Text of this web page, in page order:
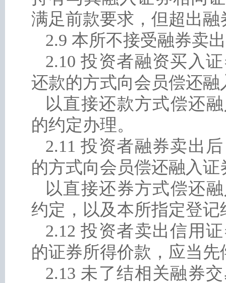
满足前款要求，但超出
2.9 本所不接受融券卖
2.10 投资者融资买入
还款的方式向会员偿还融
以直接还款方式偿还
的约定办理。
2.11 投资者融券卖出
的方式向会员偿还融入证
以直接还券方式偿还
约定，以及本所指定登
2.12 投资者卖出信用
的证券所得价款，应当
2.13 未了结相关融券